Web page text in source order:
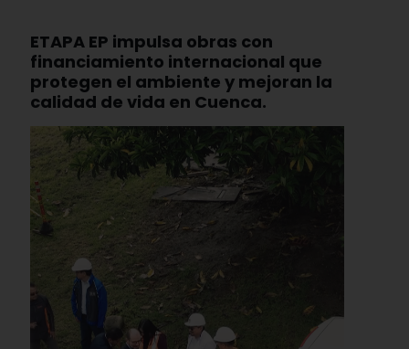
ETAPA EP impulsa obras con
financiamiento internacional que
protegen el ambiente y mejoran la
calidad de vida en Cuenca.